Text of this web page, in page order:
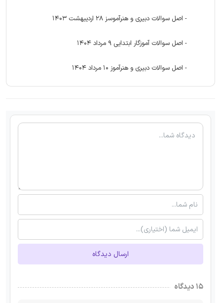
- اصل سوالات دبیری و هنرآموسز 28 اردیبهشت 1403
- اصل سوالات آموزگار ابتدایی 9 مرداد 1404
- اصل سوالات دبیری و هنرآموز 10 مرداد 1404
ارسال دیدگاه
۱۵ دیدگاه